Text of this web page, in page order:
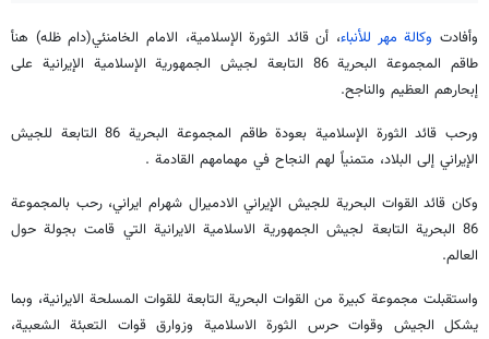
وأفادت وكالة مهر للأنباء، أن قائد الثورة الإسلامية، الامام الخامنئي(دام ظله) هنأ
طاقم المجموعة البحرية 86 التابعة لجيش الجمهورية الإسلامية الإيرانية على
إبحارهم العظيم والناجح.
ورحب قائد الثورة الإسلامية بعودة طاقم المجموعة البحرية 86 التابعة للجيش
الإيراني إلى البلاد، متمنياً لهم النجاح في مهمامهم القادمة .
وكان قائد القوات البحرية للجيش الإيراني الادميرال شهرام ايراني، رحب بالمجموعة
86 البحرية التابعة لجيش الجمهورية الاسلامية الايرانية التي قامت بجولة حول
العالم.
واستقبلت مجموعة كبيرة من القوات البحرية التابعة للقوات المسلحة الايرانية، وبما
يشكل الجيش وقوات حرس الثورة الاسلامية وزوارق قوات التعبئة الشعبية،